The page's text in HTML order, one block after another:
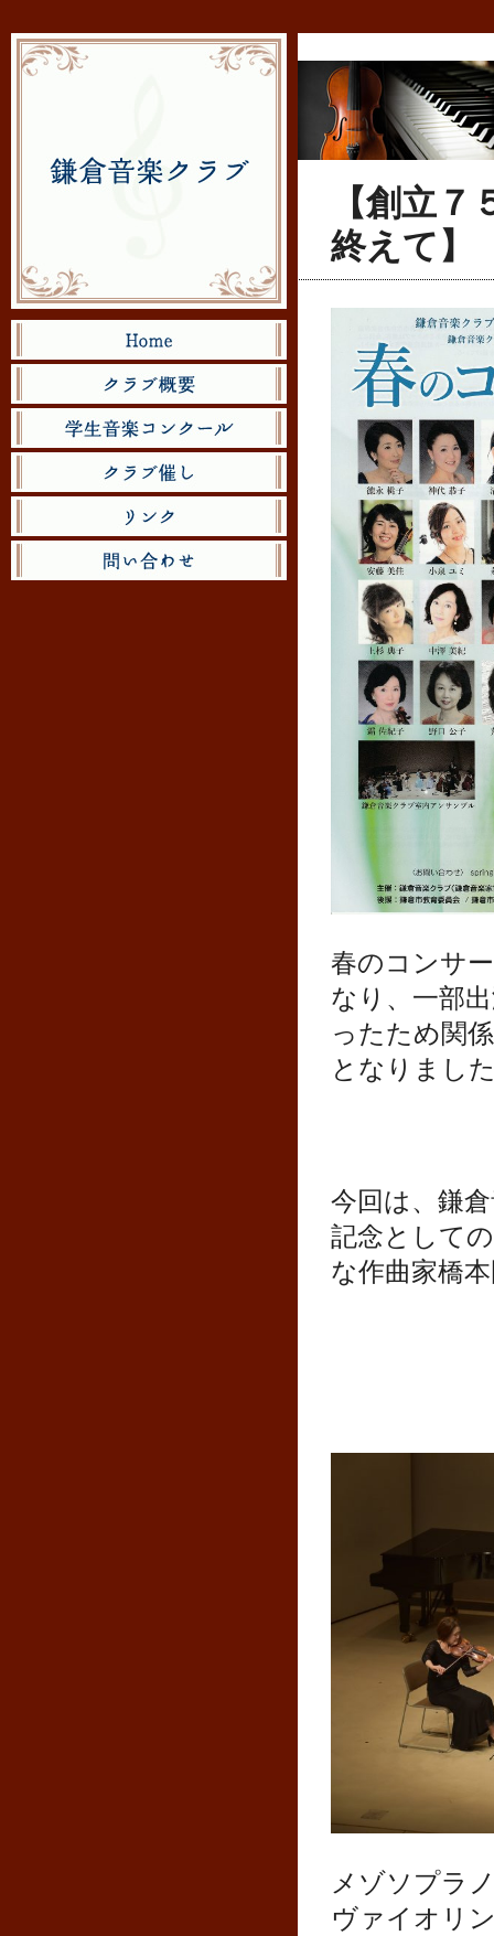
【創立
終えて】
春のコンサ
なり、一部
ったため関
となりまし
今回は、鎌
記念として
な作曲家橋
メゾソプラ
ヴァイオリ